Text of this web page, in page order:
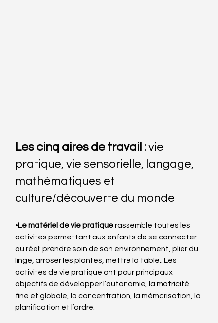
Les cinq aires de travail : vie
pratique, vie sensorielle, langage,
mathématiques et
culture/découverte du monde
•Le matériel de vie pratique rassemble toutes les
activités permettant aux enfants de se connecter
au réel: prendre soin de son environnement, plier du
linge, arroser les plantes, mettre la table.. Les
activités de vie pratique ont pour principaux
objectifs de développer l’autonomie, la motricité
fine et globale, la concentration, la mémorisation, la
planification et l’ordre.